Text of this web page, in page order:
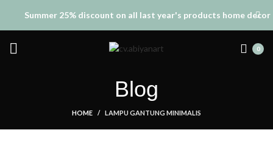
0
Blog
HOME LAMPU GANTUNG MINIMALIS
Summer 25% discount on all last year's products home decor